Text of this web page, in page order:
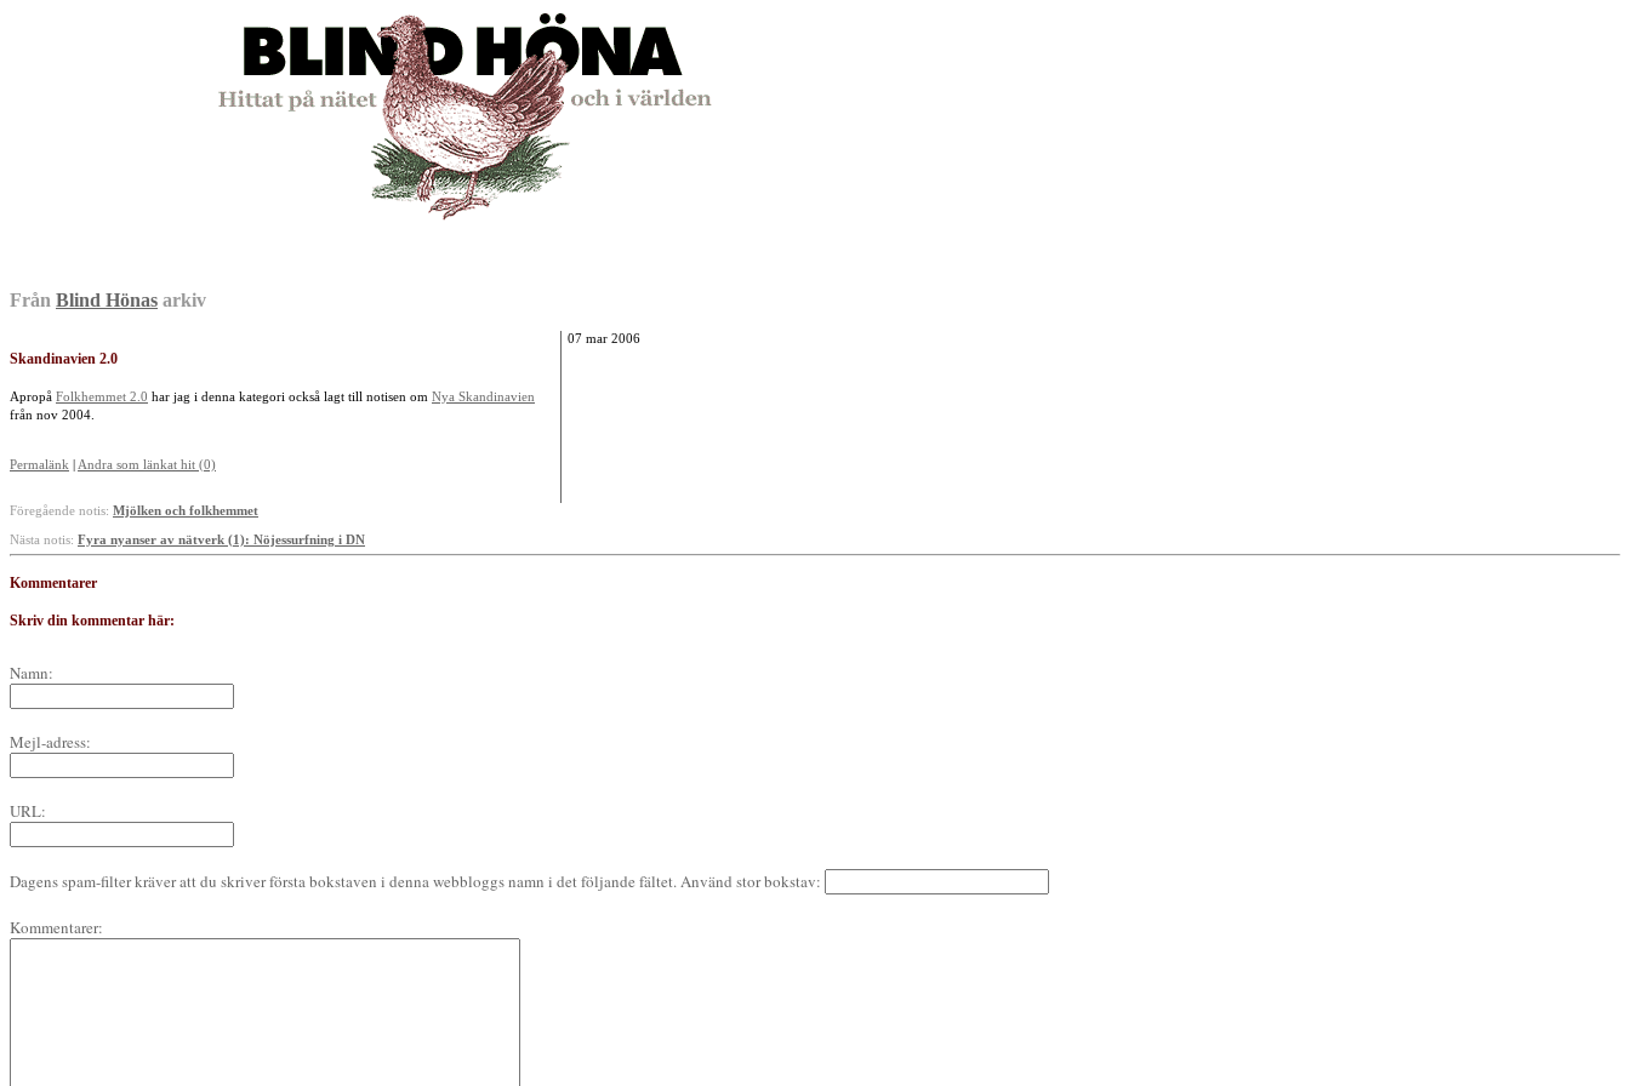
Från Blind Hönas arkiv
Skandinavien 2.0
Apropå Folkhemmet 2.0 har jag i denna kategori också lagt till notisen om Nya Skandinavien
från nov 2004.
Permalänk | Andra som länkat hit (0)
07 mar 2006
Föregående notis: Mjölken och folkhemmet
Nästa notis: Fyra nyanser av nätverk (1): Nöjessurfning i DN
Kommentarer
Skriv din kommentar här:
Namn:
Mejl-adress:
URL:
Dagens spam-filter kräver att du skriver första bokstaven i denna webbloggs namn i det följande fältet. Använd stor bokstav:
Kommentarer: